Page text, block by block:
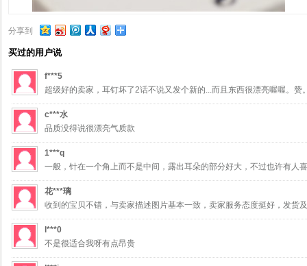
分享到
买过的用户说
f***5
超级好的卖家，耳钉坏了2话不说又发个新的...而且东西很漂亮喔喔。赞
c***水
品质没得说很漂亮气质款
1***q
一般，针在一个角上而不是中间，露出耳朵的部分好大，不过也许有人
花***璃
收到的宝贝不错，与卖家描述图片基本一致，卖家服务态度挺好，发货
l***0
不是很适合我呀有点昂贵